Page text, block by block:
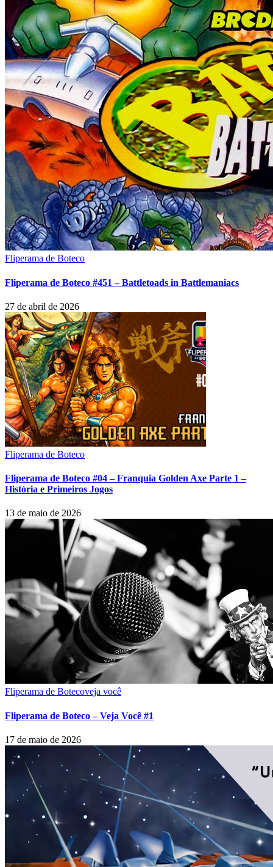
Fliperama de Boteco
Fliperama de Boteco #451 – Battletoads in Battlemaniacs
27 de abril de 2026
Fliperama de Boteco
Fliperama de Boteco #04 – Franquia Golden Axe Parte 1 –
História e Primeiros Jogos
13 de maio de 2026
Fliperama de Botecoveja você
Fliperama de Boteco – Veja Você #1
17 de maio de 2026